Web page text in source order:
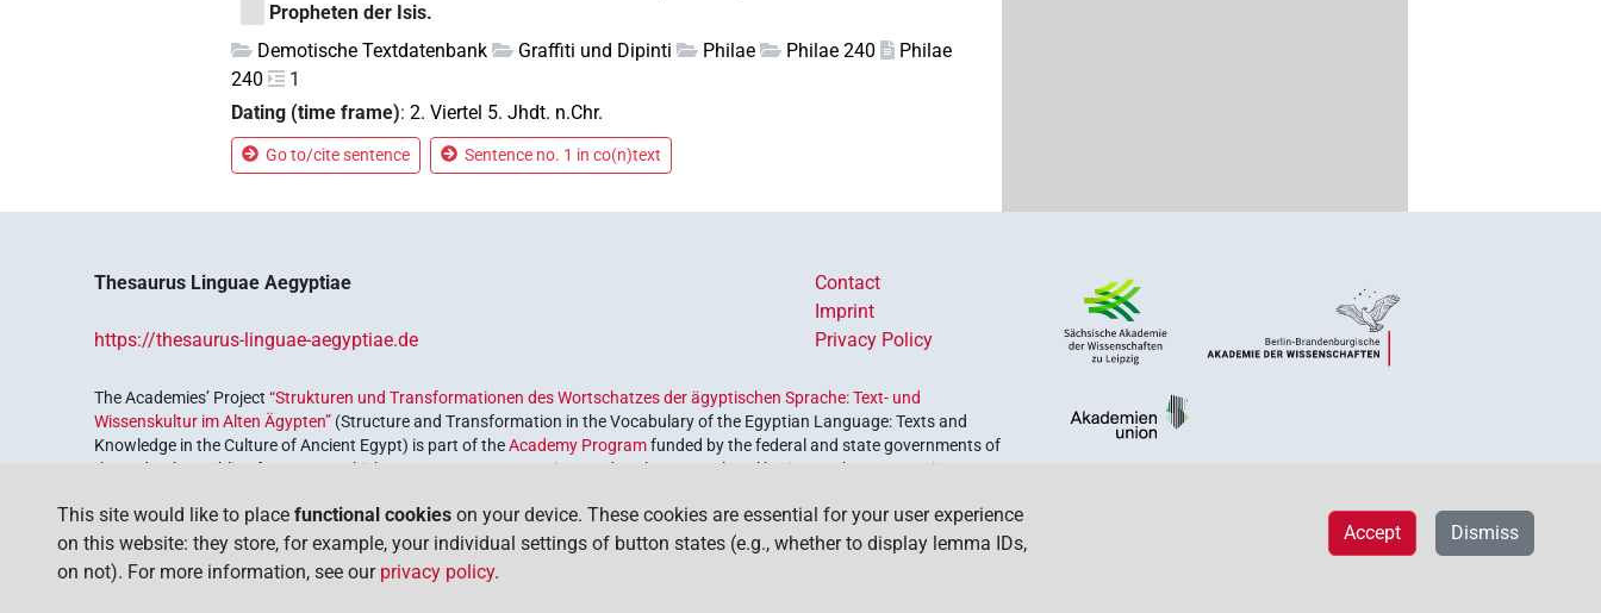
Propheten der Isis.
Demotische Textdatenbank
Graffiti und Dipinti Philae Philae 240
Philae
240
1
Dating (time frame):2. Viertel 5. Jhdt. n.Chr.
Go to/cite sentence Sentence no. 1 in co(n)text
Thesaurus Linguae Aegyptiae
https://thesaurus-linguae-aegyptiae.de
Contact
Imprint
Privacy Policy
The Academies’ Project“Strukturen und Transformationen des Wortschatzes der ägyptischen Sprache: Text- und
Wissenskultur im Alten Ägypten” (Structure and Transformation in the Vocabulary of the Egyptian Language: Texts and
Knowledge in the Culture of Ancient Egypt) is part of theAcademy Programfunded by the federal and state governments of
the Federal Republic of Germany, which serves to preserve, retrieve and explore our cultural heritage. The program is
This site would like to place functional cookies on your device. These cookies are essential for your user experience
on this website: they store, for example, your individual settings of button states (e.g., whether to display lemma IDs,
on not). For more information, see our privacy policy.
Dismiss
Accept